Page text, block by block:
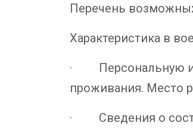
Перечень
Характеристика в
· Персональную
проживания. Место
· Сведения о